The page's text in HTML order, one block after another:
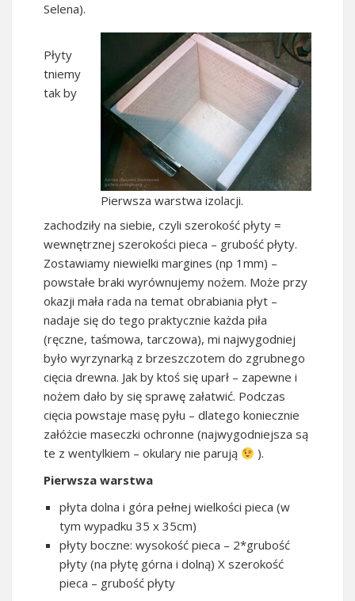
Selena).
Pierwsza warstwa izolacji.
Płyty
tniemy
tak by
zachodziły na siebie, czyli szerokość płyty =
wewnętrznej szerokości pieca – grubość płyty.
Zostawiamy niewielki margines (np 1mm) –
powstałe braki wyrównujemy nożem. Może przy
okazji mała rada na temat obrabiania płyt –
nadaje się do tego praktycznie każda piła
(ręczne, taśmowa, tarczowa), mi najwygodniej
było wyrzynarką z brzeszczotem do zgrubnego
cięcia drewna. Jak by ktoś się uparł – zapewne i
nożem dało by się sprawę załatwić. Podczas
cięcia powstaje masę pyłu – dlatego koniecznie
załóżcie maseczki ochronne (najwygodniejsza są
te z wentylkiem – okulary nie parują
).
Pierwsza warstwa
płyta dolna i góra pełnej wielkości pieca (w
tym wypadku 35 x 35cm)
płyty boczne: wysokość pieca – 2*grubość
płyty (na płytę górna i dolną) X szerokość
pieca – grubość płyty